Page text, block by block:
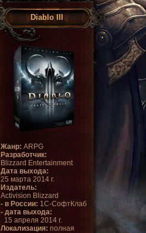
Diablo III
Жанр: ARPG
Разработчик:
Blizzard Entertainment
Дата выхода:
25 марта 2014 г.
Издатель:
Activision Blizzard
- в России: 1С-СофтКлаб
- дата выхода:
15 апреля 2014 г.
Локализация: полная